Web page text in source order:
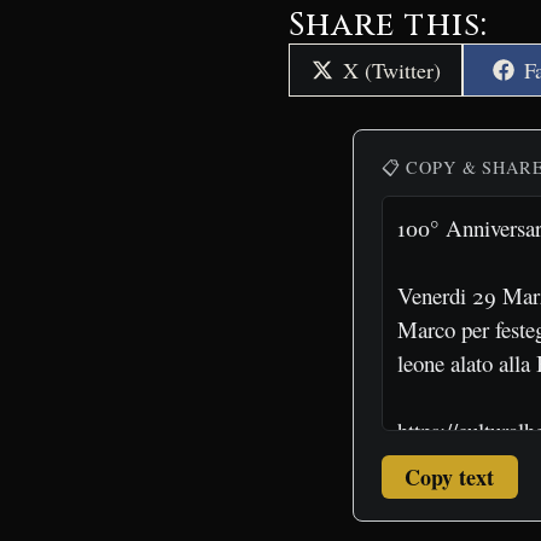
Share this:
Share
on
X (Twitter)
📋 COPY &
Copy text